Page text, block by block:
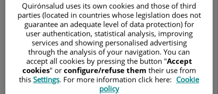
FACULTATIVO ESPECIALISTA CIR. GENERAL Y DIGESTIVA
CIRUGÍA GENERAL Y DEL APARATO DIGESTIVO
Pedir cita
Quirónsalud uses its own cookies and those of third
parties (located in countries whose legislation does not
guarantee an adequate level of data protection) for
user authentication, statistical analysis, improving
services and showing personalised advertising
through the analysis of your navigation. You can
accept all cookies by pressing the button "Accept
cookies" or configure/refuse them their use from
this Settings. For more information click here: Cookie
policy